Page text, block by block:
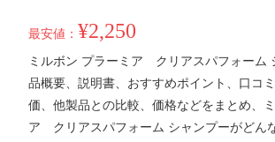
最安値： ¥2,250
ミルボン プラーミア クリアスパフォーム
品概要、説明書、おすすめポイント、口コ
価、他製品との比較、価格などをまとめ、
ア クリアスパフォーム シャンプーがどん